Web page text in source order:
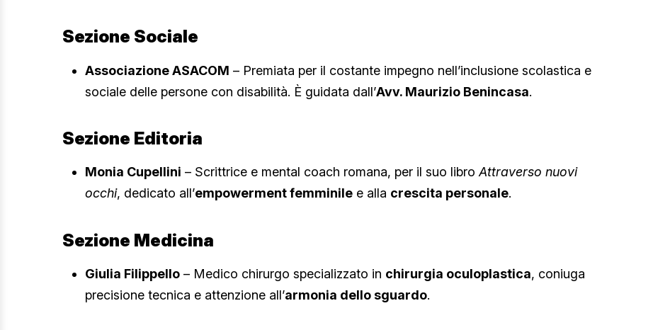
Sezione Sociale
Associazione ASACOM – Premiata per il costante impegno nell’inclusione scolastica e
sociale delle persone con disabilità. È guidata dall’Avv. Maurizio Benincasa.
Sezione Editoria
Monia Cupellini – Scrittrice e mental coach romana, per il suo libroAttraverso nuovi
occhi, dedicato all’empowerment femminile e alla crescita personale.
Sezione Medicina
Giulia Filippello – Medico chirurgo specializzato in chirurgia oculoplastica, coniuga
precisione tecnica e attenzione all’armonia dello sguardo.